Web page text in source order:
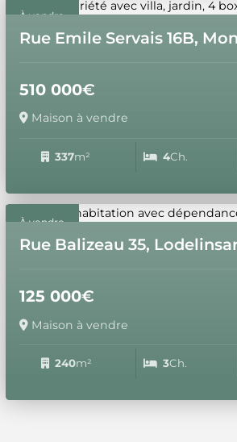
À vendre
Rue Emile Servais 16B,
510 000€
Maison à vendre
337m² 4Ch.
À vendre
Rue Balizeau 35,
125 000€
Maison à vendre
240m² 3Ch.